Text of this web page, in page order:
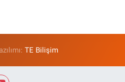
TE Bilişim